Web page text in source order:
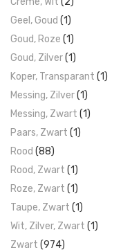
Geel, Goud (1)
Goud, Roze (1)
Goud, Zilver(1)
Koper, Transparant (1)
Messing, Zilver(1)
Messing, Zwart (1)
Paars, Zwart (1)
Rood (88)
Rood, Zwart (1)
Roze, Zwart (1)
Taupe, Zwart (1)
Wit, Zilver, Zwart (1)
Zwart (974)